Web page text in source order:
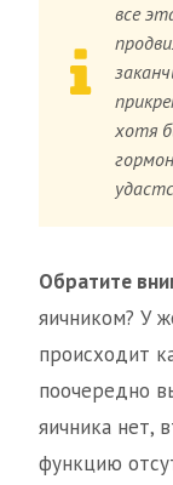
все
хотя
Обратите
яичником? У
происходит
поочередно
яичника нет,
функцию